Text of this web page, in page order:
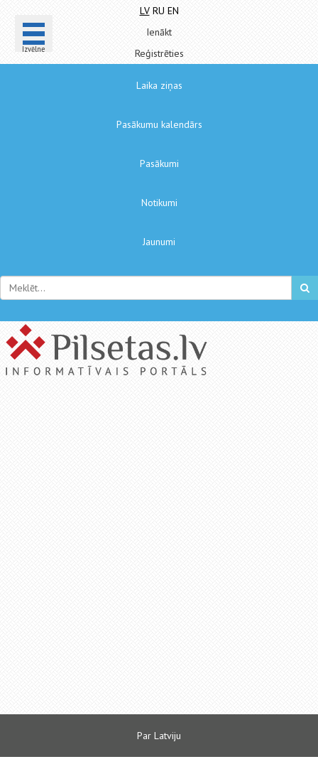
Izvēlne
LV RU EN
Ienākt
Reģistrēties
Laika ziņas
Pasākumu kalendārs
Pasākumi
Notikumi
Jaunumi
Par Latviju